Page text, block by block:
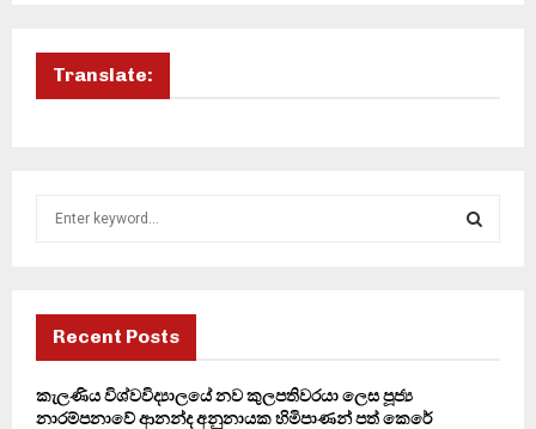
Translate:
f
r
Recent Posts
කැලණිය විශ්වවිද්‍යාලයේ නව කුලපතිවරයා ලෙස පූජ්‍ය
නාරම්පනාවේ ආනන්ද අනුනායක හිමිපාණන් පත් කෙරේ